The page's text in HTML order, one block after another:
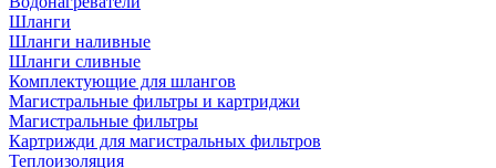
Шланги
Шланги наливные
Шланги сливные
Комплектующие для шлангов
Магистральные фильтры и картриджи
Магистральные фильтры
Картрижди для магистральных фильтров
Теплоизоляция